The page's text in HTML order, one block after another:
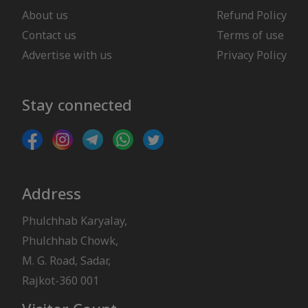
About us
Contact us
Advertise with us
Refund Policy
Terms of use
Privacy Policy
Stay connected
Address
Phulchhab Karyalay,
Phulchhab Chowk,
M. G. Road, Sadar,
Rajkot-360 001